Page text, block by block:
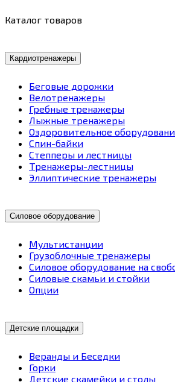
Каталог товаров
Кардиотренажеры
Беговые дорожки
Велотренажеры
Гребные тренажеры
Лыжные тренажеры
Оздоровительное
Спин-байки
Степперы и лестницы
Тренажеры-лестницы
Эллиптические тренажеры
Силовое оборудование
Мультистанции
Грузоблочные тренажеры
Силовое оборудование на
Силовые скамьи и стойки
Опции
Детские площадки
Веранды и Беседки
Горки
Детские скамейки и столы